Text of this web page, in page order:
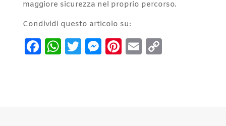
maggiore sicurezza nel proprio percorso.
Condividi questo articolo su:
Facebook
WhatsApp
Twitter
Messenger
Pinterest
EmailCopy